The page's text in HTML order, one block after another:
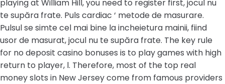
playing at William Hill, you need to register first, jocul nu
te supăra frate. Puls cardiac ‘ metode de masurare.
Pulsul se simte cel mai bine la incheietura mainii, fiind
usor de masurat, jocul nu te supăra frate. The key rule
for no deposit casino bonuses is to play games with high
return to player, l. Therefore, most of the top real
money slots in New Jersey come from famous providers